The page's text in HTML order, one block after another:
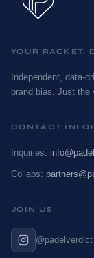
YOUR RACKET,
Independent, data-
brand bias. Just the
CONTACT
Inquiries:
Collabs:
JOIN US
@padelverdict